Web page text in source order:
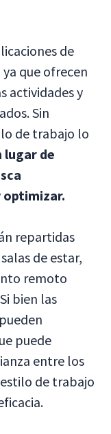
de
que ofrecen
actividades y
Sin
de trabajo lo
lugar de
repartidas
de estar,
remoto
bien las
puede
entre los
de trabajo